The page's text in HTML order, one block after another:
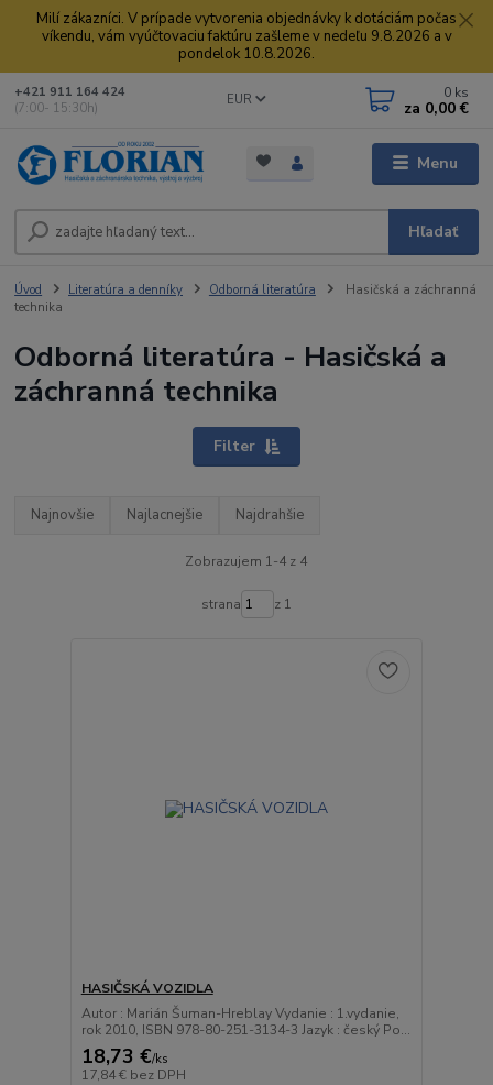
Milí zákazníci. V prípade vytvorenia objednávky k dotáciám počas
víkendu, vám vyúčtovaciu faktúru zašleme v nedeľu 9.8.2026 a v
pondelok 10.8.2026.
Menu
EUR
Hľadať
+421 911 164 424
(7:00- 15:30h)
0 ks
za 0,00 €
Úvod Literatúra a denníky Odborná literatúra
Hasičská a záchranná
technika
Odborná literatúra - Hasičská a
záchranná technika
Filter
Najnovšie Najlacnejšie Najdrahšie
Zobrazujem 1-4 z 4
strana z 1
HASIČSKÁ VOZIDLA
Autor : Marián Šuman-Hreblay Vydanie : 1.vydanie,
rok 2010, ISBN 978-80-251-3134-3 Jazyk : český Po...
18,73 €/ks
17,84 € bez DPH